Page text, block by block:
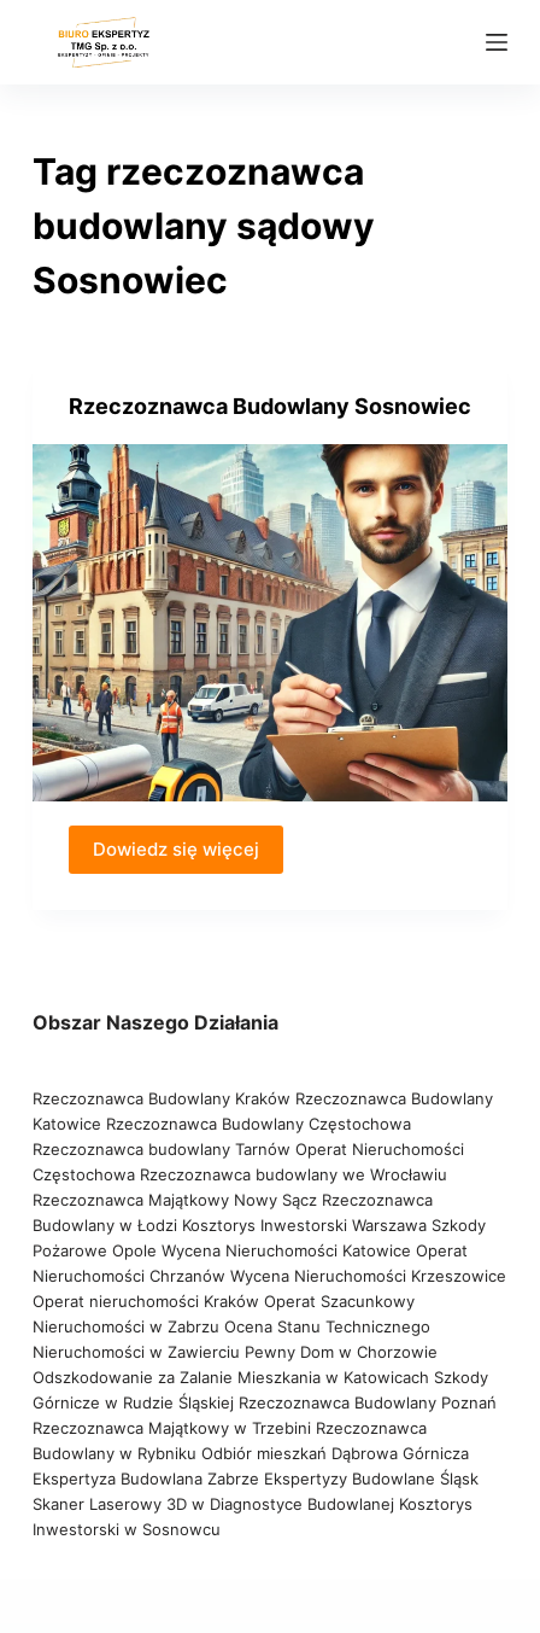
o
Tag rzeczoznawca
budowlany sądowy
Sosnowiec
Rzeczoznawca Budowlany Sosnowiec
Dowiedz się więcej
Obszar Naszego Działania
Rzeczoznawca Budowlany Kraków Rzeczoznawca Budowlany
Katowice Rzeczoznawca Budowlany Częstochowa
Rzeczoznawca budowlany Tarnów Operat Nieruchomości
Częstochowa Rzeczoznawca budowlany we Wrocławiu
Rzeczoznawca Majątkowy Nowy Sącz Rzeczoznawca
Budowlany w Łodzi Kosztorys Inwestorski Warszawa Szkody
Pożarowe Opole Wycena Nieruchomości Katowice Operat
Nieruchomości Chrzanów Wycena Nieruchomości Krzeszowice
Operat nieruchomości Kraków Operat Szacunkowy
Nieruchomości w Zabrzu Ocena Stanu Technicznego
Nieruchomości w Zawierciu Pewny Dom w Chorzowie
Odszkodowanie za Zalanie Mieszkania w Katowicach Szkody
Górnicze w Rudzie Śląskiej Rzeczoznawca Budowlany Poznań
Rzeczoznawca Majątkowy w Trzebini Rzeczoznawca
Budowlany w Rybniku Odbiór mieszkań Dąbrowa Górnicza
Ekspertyza Budowlana Zabrze Ekspertyzy Budowlane Śląsk
Skaner Laserowy 3D w Diagnostyce Budowlanej Kosztorys
Inwestorski w Sosnowcu